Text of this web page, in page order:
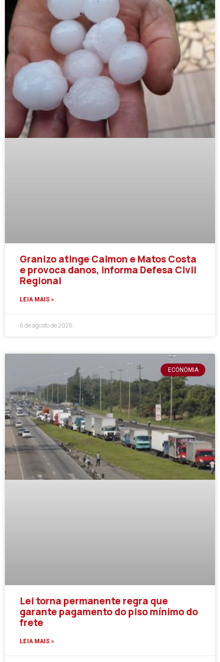
Granizo atinge Calmon e Matos Costa
e provoca danos, informa Defesa Civil
Regional
LEIA MAIS »
6 de agosto de 2026
ECONOMIA
Lei torna permanente regra que
garante pagamento do piso mínimo do
frete
LEIA MAIS »